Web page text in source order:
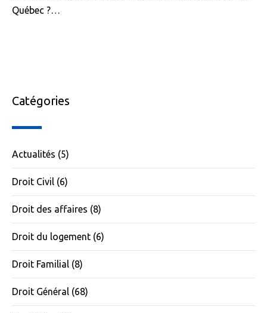
Québec ?…
Catégories
Actualités (5)
Droit Civil (6)
Droit des affaires (8)
Droit du logement (6)
Droit Familial (8)
Droit Général (68)